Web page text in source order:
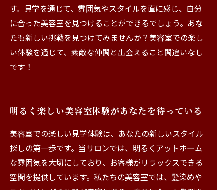
す。見学を通じて、雰囲気やスタイルを直に感じ、自分
に合った美容室を見つけることができるでしょう。あな
たも新しい挑戦を見つけてみませんか？美容室での楽し
い体験を通じて、素敵な仲間と出会えること間違いなし
です！
明るく楽しい美容室体験があなたを待っている
美容室での楽しい見学体験は、あなたの新しいスタイル
探しの第一歩です。当サロンでは、明るくアットホーム
な雰囲気を大切にしており、お客様がリラックスできる
空間を提供しています。私たちの美容室では、髪染めや